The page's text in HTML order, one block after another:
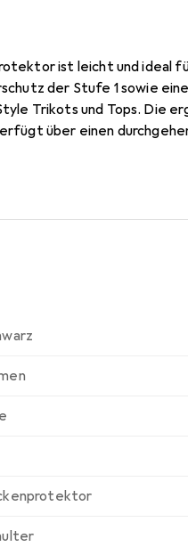
ist leicht und ideal
der Stufe 1 sowie
Trikots und Tops. Die
über einen